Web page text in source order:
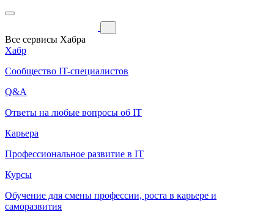
Все сервисы Хабра
Хабр
Сообщество IT-специалистов
Q&A
Ответы на любые вопросы об IT
Карьера
Профессиональное развитие в IT
Курсы
Обучение для смены профессии, роста в карьере и
саморазвития